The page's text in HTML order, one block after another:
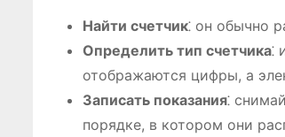
Найти счетчик⁚ он обычно
Определить тип счетчика⁚
отображаются цифры, а
Записать показания⁚
порядке, в котором они